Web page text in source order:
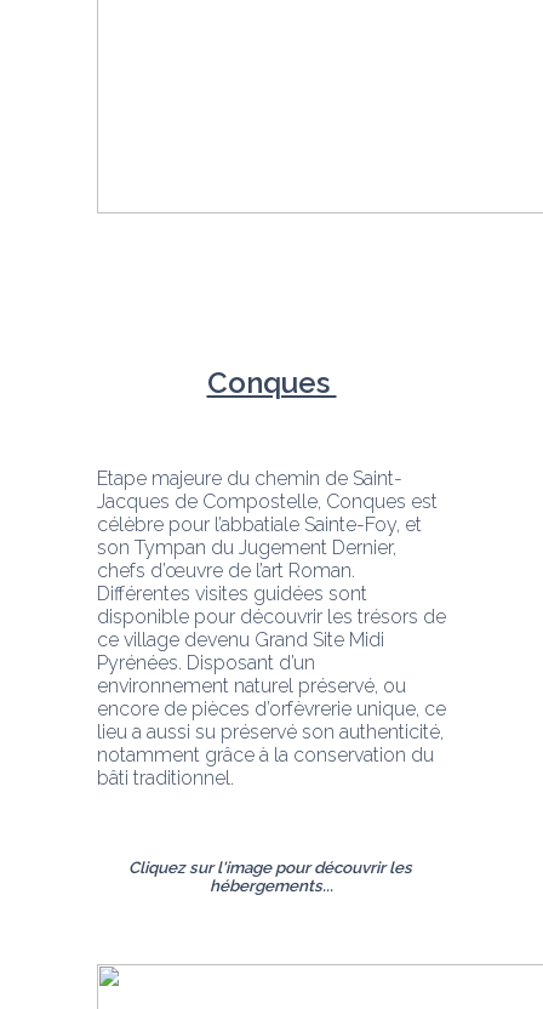
Conques
Etape majeure du chemin de Saint-
Jacques de Compostelle, Conques est
célèbre pour l’abbatiale Sainte-Foy, et
son Tympan du Jugement Dernier,
chefs d’œuvre de l’art Roman.
Différentes visites guidées sont
disponible pour découvrir les trésors de
ce village devenu Grand Site Midi
Pyrénées. Disposant d’un
environnement naturel préservé, ou
encore de pièces d’orfèvrerie unique, ce
lieu a aussi su préservé son authenticité,
notamment grâce à la conservation du
bâti traditionnel.
Cliquez sur l'image pour découvrir les
hébergements...